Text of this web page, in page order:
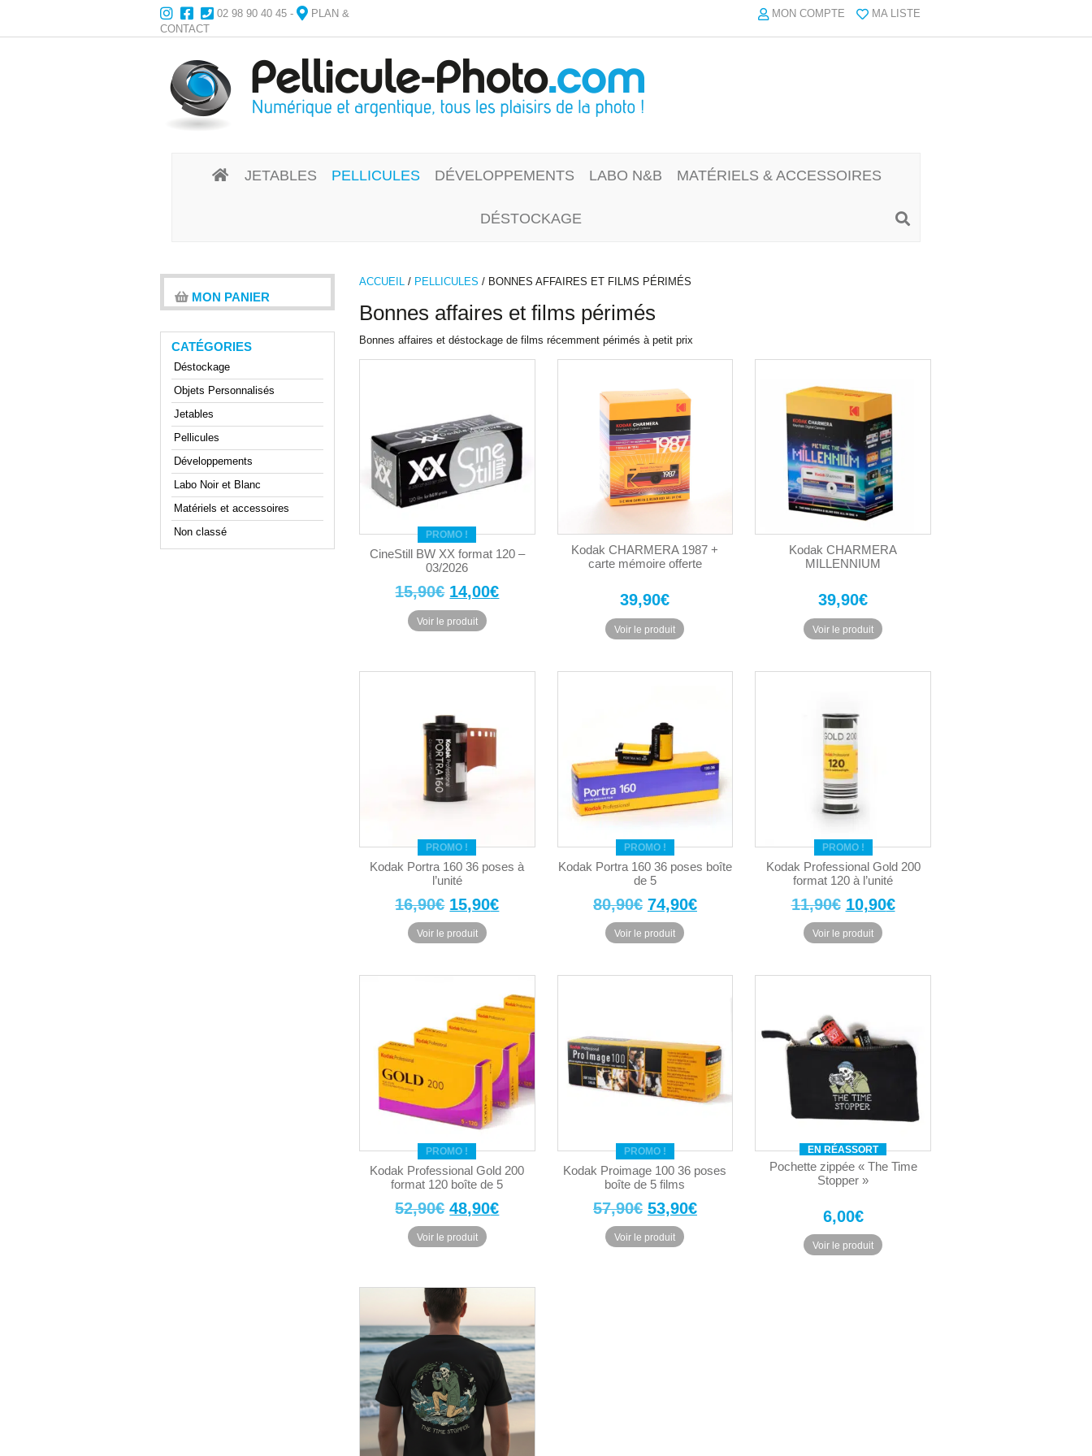
02 98 90 40 45 -
PLAN &
CONTACT
MON COMPTE MA LISTE
JETABLES PELLICULES DÉVELOPPEMENTS LABO N&B MATÉRIELS & ACCESSOIRES
DÉSTOCKAGE
ACCUEIL / PELLICULES / BONNES AFFAIRES ET FILMS PÉRIMÉS
Bonnes affaires et films périmés
Bonnes affaires et déstockage de films récemment périmés à petit prix
PROMO !
CineStill BW XX format 120 –
03/2026
15,90€ Le
prix
14,00€Le
Voir le produit
Kodak CHARMERA 1987 +
carte mémoire offerte
39,90€
Voir le produit
Kodak CHARMERA
MILLENNIUM
39,90€
Voir le produit
PROMO !
Kodak Portra 160 36 poses à
l’unité
16,90€ Le
prix
était :
16,90€.
15,90€Le
est :
15,90€.
Voir le produit
PROMO !
Kodak Portra 160 36 poses boîte
de 5
80,90€ Le
prix
était :
74,90€Le
est :
Voir le produit
PROMO !
Kodak Professional Gold 200
format 120 à l’unité
11,90€ Le
prix
était :
10,90€Le
est :
Voir le produit
PROMO !
Kodak Professional Gold 200
format 120 boîte de 5
52,90€ Le
prix
était :
52,90€.
48,90€Le
est :
Voir le produit
PROMO !
Kodak Proimage 100 36 poses
boîte de 5 films
57,90€ Le
prix
53,90€Le
Voir le produit
EN RÉASSORT
Pochette zippée « The Time
Stopper »
6,00€
Voir le produit
MON PANIER
CATÉGORIES
Déstockage
Objets Personnalisés
Jetables
Pellicules
Développements
Labo Noir et Blanc
Matériels et accessoires
Non classé